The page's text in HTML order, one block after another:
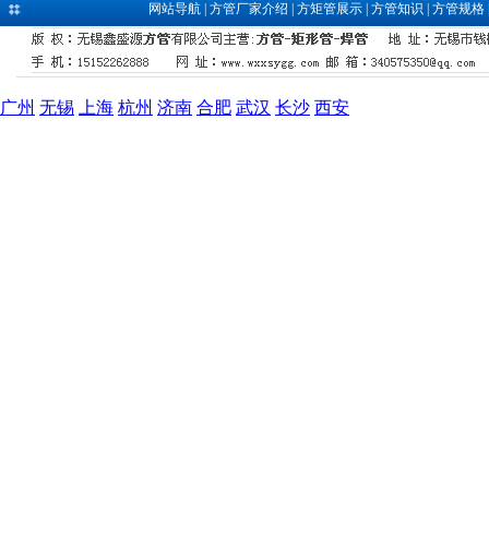
网站导航| 方管厂家介绍 方矩管展示| 方管知识 方管规格
广州 无锡 上海 杭州 济南 合肥 武汉 长沙 西安